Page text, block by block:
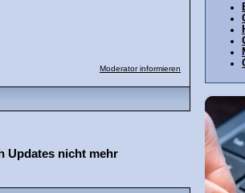
Moderator informieren
Updates nicht mehr